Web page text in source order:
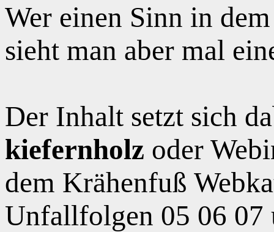
Wer einen Sinn in
sieht man aber mal
Der Inhalt setzt sich
kiefernholz oder
dem Krähenfuß
Unfallfolgen 05 06 07